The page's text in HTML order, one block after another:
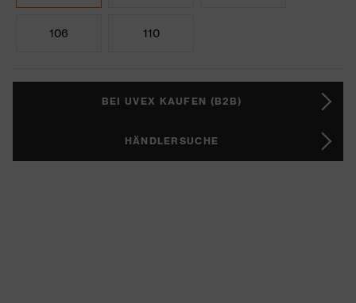
106 110
BEI UVEX KAUFEN (B2B)
HÄNDLERSUCHE